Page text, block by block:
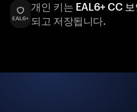
개인 키는 EAL6+ CC
되고 저장됩니다.